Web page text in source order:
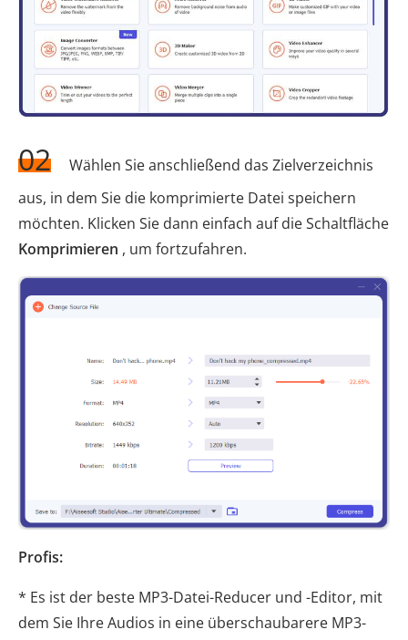
02
Wählen Sie anschließend das Zielverzeichnis
aus, in dem Sie die komprimierte Datei speichern
möchten. Klicken Sie dann einfach auf die Schaltfläche
Komprimieren , um fortzufahren.
Profis:
* Es ist der beste MP3-Datei-Reducer und -Editor, mit
dem Sie Ihre Audios in eine überschaubarere MP3-